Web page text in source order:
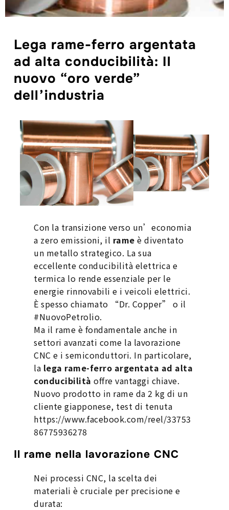
Lega rame-ferro argentata
ad alta conducibilità: Il
nuovo “oro verde”
dell’industria
Con la transizione verso un’economia
a zero emissioni, il rame è diventato
un metallo strategico. La sua
eccellente conducibilità elettrica e
termica lo rende essenziale per le
energie rinnovabili e i veicoli elettrici.
È spesso chiamato “Dr. Copper” o il
#NuovoPetrolio.
Ma il rame è fondamentale anche in
settori avanzati come la lavorazione
CNC e i semiconduttori. In particolare,
la lega rame-ferro argentata ad alta
conducibilità offre vantaggi chiave.
Nuovo prodotto in rame da 2 kg di un
cliente giapponese, test di tenuta
https://www.facebook.com/reel/33753
86775936278
Il rame nella lavorazione CNC
Nei processi CNC, la scelta dei
materiali è cruciale per precisione e
durata: